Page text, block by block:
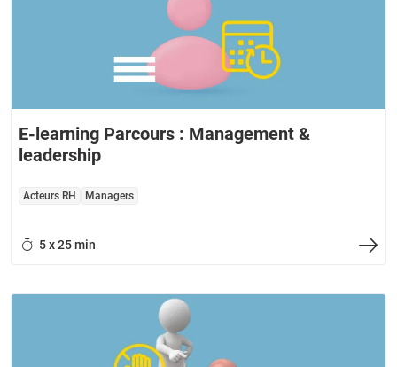
E-learning Parcours : Management &
leadership
Acteurs RH Managers
5 x 25 min